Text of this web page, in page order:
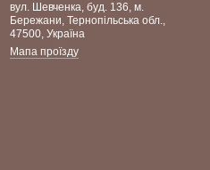
вул. Шевченка, буд. 136, м.
Бережани, Тернопільська обл.,
47500, Україна
Мапа проїзду